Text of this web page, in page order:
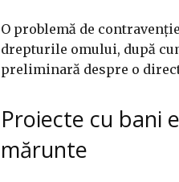
O problemă de
drepturile omului, după
preliminară despre o
Proiecte cu bani
mărunte